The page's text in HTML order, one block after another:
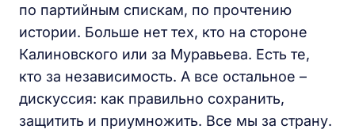
по партийным спискам, по прочтению
истории. Больше нет тех, кто на стороне
Калиновского или за Муравьева. Есть те,
кто за независимость. А все остальное –
дискуссия: как правильно сохранить,
защитить и приумножить. Все мы за страну.